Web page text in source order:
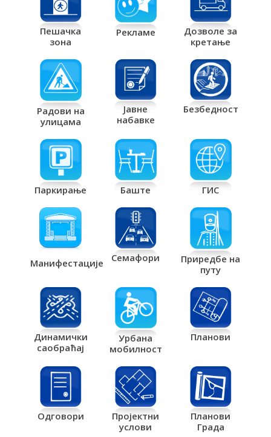
Пешачка
зона
Рекламе
Дозволе за
кретање
Радови на
улицама
Јавне
набавке
Безбедност
Паркирање Баште ГИС
Манифестације Семафори
Приредбе на
путу
Динамички
саобраћај
Урбана
мобилност
Планови
Одговори
Пројектни
услови
Планови
Града